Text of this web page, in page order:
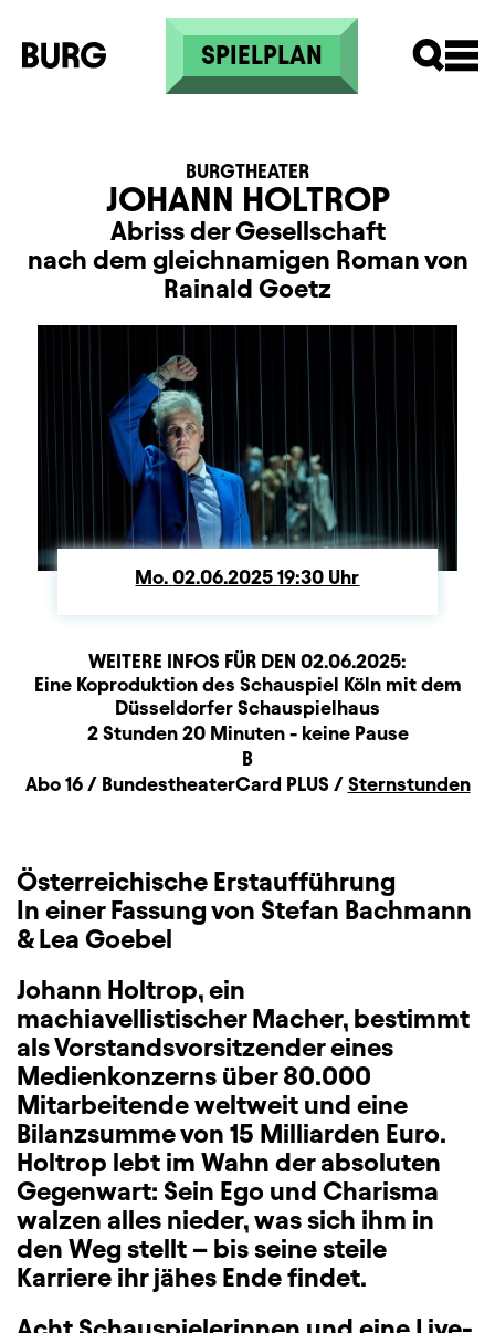
Direkt zum Inhalt
SPIELPLAN
JOHANN HOLTROP
BURGTHEATER
Abriss der Gesellschaft
nach dem gleichnamigen Roman von
Rainald Goetz
Mo. Montag
02.06.202519:30 Uhr
WEITERE INFOS FÜR DEN 02.06.2025:
BeschreibungInformation
Produktionspartner
Eine Koproduktion des Schauspiel Köln mit dem
Düsseldorfer Schauspielhaus
Dauer und Pausen
2 Stunden 20 Minuten - keine Pause
B
Zusatzinformation
Abo 16 / BundestheaterCard PLUS / Sternstunden
Österreichische Erstaufführung
In einer Fassung von Stefan Bachmann
& Lea Goebel
Johann Holtrop, ein
machiavellistischer Macher, bestimmt
als Vorstandsvorsitzender eines
Medienkonzerns über 80.000
Mitarbeitende weltweit und eine
Bilanzsumme von 15 Milliarden Euro.
Holtrop lebt im Wahn der absoluten
Gegenwart: Sein Ego und Charisma
walzen alles nieder, was sich ihm in
den Weg stellt – bis seine steile
Karriere ihr jähes Ende findet.